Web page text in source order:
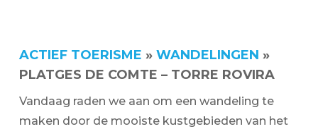
ACTIEF TOERISME » WANDELINGEN »
PLATGES DE COMTE – TORRE ROVIRA
Vandaag raden we aan om een wandeling te
maken door de mooiste kustgebieden van het